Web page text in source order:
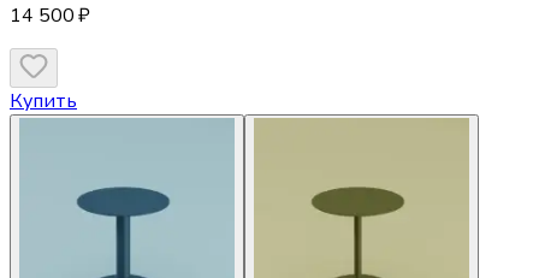
14 500 ₽
Купить